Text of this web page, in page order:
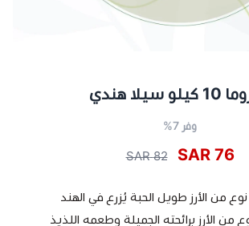
سيلا هندي
وفر 7%
76 SAR
82 SAR
نوع من الأرز طويل الحبة يُزرع في الهند
من الأرز برائحته الجميلة وطعمه اللذيذ